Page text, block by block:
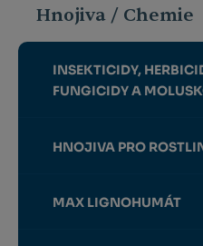
Hnojiva / Chemie
INSEKTICIDY,
FUNGICIDY A
HNOJIVA PRO
MAX LIGNOHUMÁT